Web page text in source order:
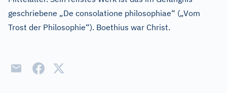
geschriebene „De consolatione philosophiae“ („Vom
Trost der Philosophie“). Boethius war Christ.